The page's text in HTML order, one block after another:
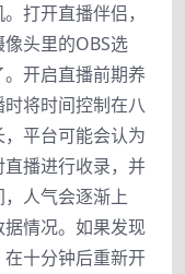
打开直播伴侣，
头里的OBS选
开启直播前期养
将时间控制在八
平台可能会认为
播进行收录，并
人气会逐渐上
情况。如果发现
十分钟后重新开